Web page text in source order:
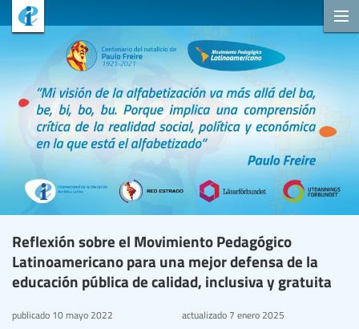
Reflexión sobre el Movimiento Pedagógico
Latinoamericano para una mejor defensa de la
educación pública de calidad, inclusiva y gratuita
publicado 10 mayo 2022 actualizado7 enero 2025